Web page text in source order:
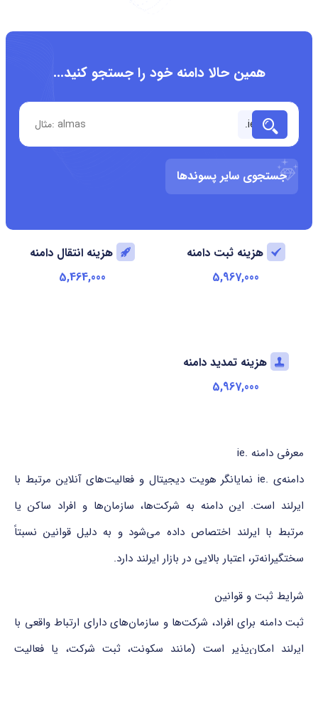
همین حالا دامنه خود را جستجو کنید...
جستجوی سایر پسوندها
هزینه ثبت دامنه
5,967,000
هزینه انتقال دامنه
5,464,000
هزینه تمدید دامنه
5,967,000
معرفی دامنه .ie
دامنه‌ی .ie نمایانگر هویت دیجیتال و فعالیت‌های آنلاین مرتبط با
ایرلند است. این دامنه به شرکت‌ها، سازمان‌ها و افراد ساکن یا
مرتبط با ایرلند اختصاص داده می‌شود و به دلیل قوانین نسبتاً
سختگیرانه‌تر، اعتبار بالایی در بازار ایرلند دارد.
شرایط ثبت و قوانین
ثبت دامنه برای افراد، شرکت‌ها و سازمان‌های دارای ارتباط واقعی با
ایرلند امکان‌پذیر است (مانند سکونت، ثبت شرکت، یا فعالیت